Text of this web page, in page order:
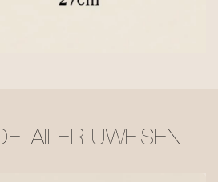
UWEISEN